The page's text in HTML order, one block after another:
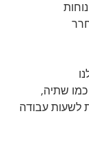
כמו שתיה,
לשעות עבודה